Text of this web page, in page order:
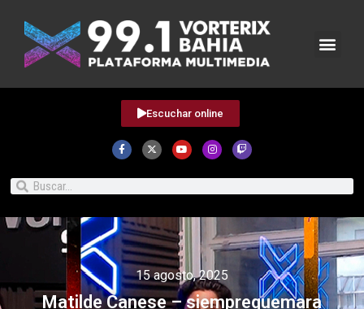
Escuchar online
15 agosto, 2025
Matilde Canese – siemprequemara